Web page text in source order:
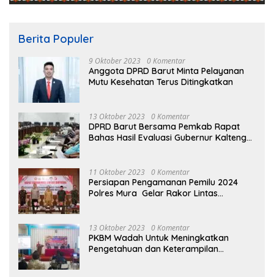
Berita Populer
9 Oktober 2023 0 Komentar
Anggota DPRD Barut Minta Pelayanan
Mutu Kesehatan Terus Ditingkatkan
13 Oktober 2023 0 Komentar
DPRD Barut Bersama Pemkab Rapat
Bahas Hasil Evaluasi Gubernur Kalteng
11 Oktober 2023 0 Komentar
Persiapan Pengamanan Pemilu 2024
Polres Mura Gelar Rakor Lintas
13 Oktober 2023 0 Komentar
PKBM Wadah Untuk Meningkatkan
Pengetahuan dan Keterampilan